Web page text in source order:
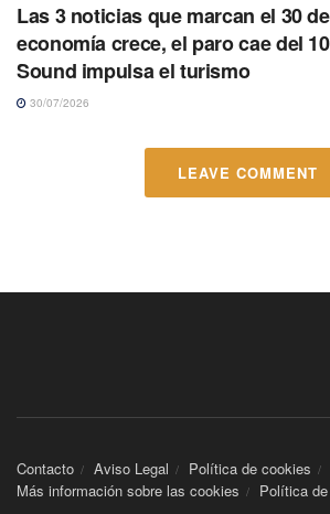
Las 3 noticias que marcan el 30
economía crece, el paro cae del
Sound impulsa el turismo
30/07/2026
LEAVE COMMENT
Contacto Aviso Legal
Política de cookies
Más información sobre las cookies
Política